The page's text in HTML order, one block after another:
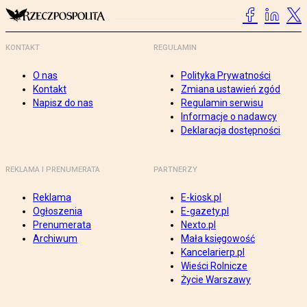
KONTAKT
O nas
Kontakt
Napisz do nas
REGULAMIN
Polityka Prywatności
Zmiana ustawień zgód
Regulamin serwisu
Informacje o nadawcy
Deklaracja dostępności
REKLAMA I PRENUMERATA
Reklama
Ogłoszenia
Prenumerata
Archiwum
PARTNERZY
E-kiosk.pl
E-gazety.pl
Nexto.pl
Mała księgowość
Kancelarierp.pl
Wieści Rolnicze
Życie Warszawy